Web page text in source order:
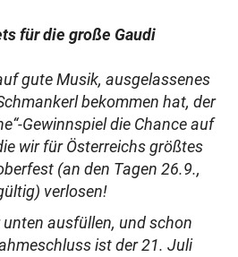
für die große Gaudi
gute Musik, ausgelassenes
bekommen hat, der
Gewinnspiel die Chance auf
wir für Österreichs größtes
(an den Tagen 26.9.,
verlosen!
ausfüllen, und schon
ist der 21. Juli